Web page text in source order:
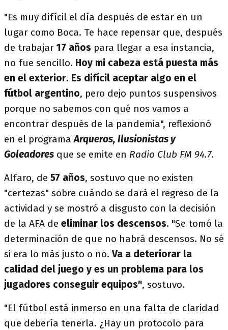
"Es muy difícil el día después de estar en un
lugar como Boca. Te hace repensar que, después
de trabajar 17 años para llegar a esa instancia,
no fue sencillo. Hoy mi cabeza está puesta más
en el exterior. Es difícil aceptar algo en el
fútbol argentino, pero dejo puntos suspensivos
porque no sabemos con qué nos vamos a
encontrar después de la pandemia", reflexionó
en el programaArqueros, Ilusionistas y
Goleadores que se emite en Radio Club FM 94.7.
Alfaro, de 57 años, sostuvo que no existen
"certezas" sobre cuándo se dará el regreso de la
actividad y se mostró a disgusto con la decisión
de la AFA de eliminar los descensos. "Se tomó la
determinación de que no habrá descensos. No sé
si era lo más justo o no.Va a deteriorar la
calidad del juego y es un problema para los
jugadores conseguir equipos", sostuvo.
"El fútbol está inmerso en una falta de claridad
que debería tenerla. ¿Hay un protocolo para